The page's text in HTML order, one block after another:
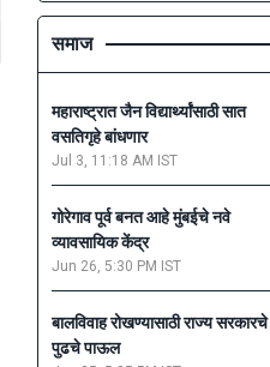
समाज
महाराष्ट्रात जैन विद्यार्थ्यांसाठी सात
वसतिगृहे बांधणार
Jul 3, 11:18 AM IST
गोरेगाव पूर्व बनत आहे मुंबईचे नवे
व्यावसायिक केंद्र
Jun 26, 5:30 PM IST
बालविवाह रोखण्यासाठी राज्य सरकारचे
पुढचे पाऊल